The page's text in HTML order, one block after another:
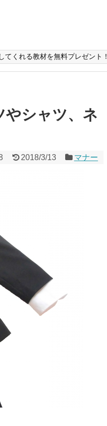
くれる教材を無料プレゼント！
やシャツ、ネ
2018/3/13 マナー